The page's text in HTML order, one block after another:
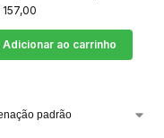
157,00
Adicionar ao carrinho